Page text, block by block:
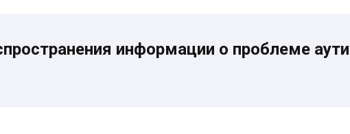
информации о проблеме